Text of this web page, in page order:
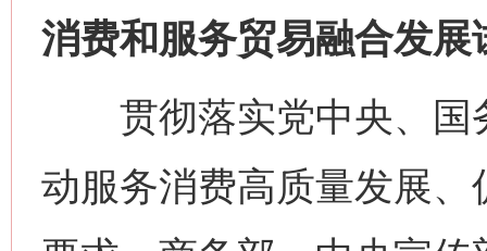
消费和服务贸易融合发展
贯彻落实党中央、国
动服务消费高质量发展